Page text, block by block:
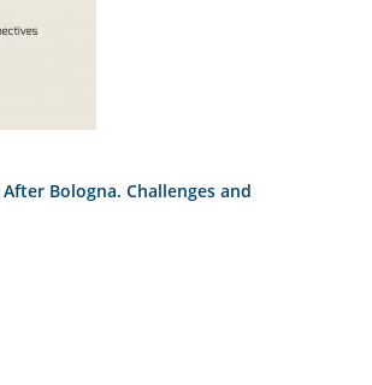
Bologna. Challenges and